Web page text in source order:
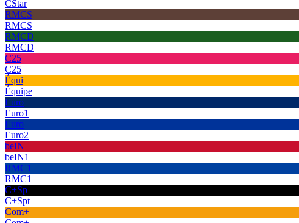
CStar
RMCS
RMCS
RMCD
RMCD
C25
C25
Équi
Équipe
Euro
Euro1
Euro
Euro2
beIN
beIN1
RMC1
RMC1
C+Sp
C+Spt
Com+